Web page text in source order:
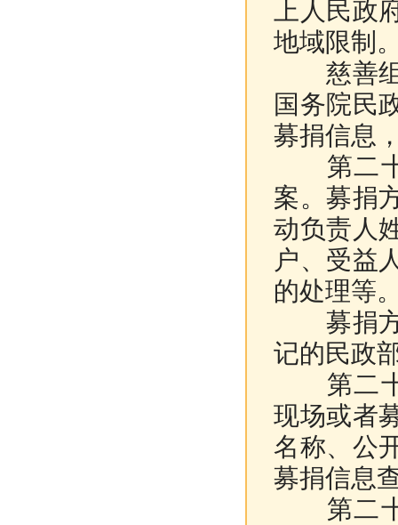
上人民政
地域限制
慈善组
国务院民
募捐信息
第二十
案。募捐
动负责人
户、受益
的处理等
募捐方
记的民政
第二十
现场或者
名称、公
募捐信息
第二十